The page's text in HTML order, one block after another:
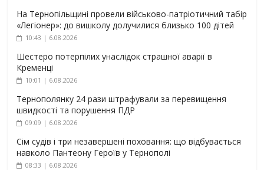
На Тернопільщині провели військово-патріотичний табір
«Легіонер»: до вишколу долучилися близько 100 дітей
10:43 | 6.08.2026
Шестеро потерпілих унаслідок страшної аварії в
Кременці
10:01 | 6.08.2026
Тернополянку 24 рази штрафували за перевищення
швидкості та порушення ПДР
09:09 | 6.08.2026
Сім судів і три незавершені поховання: що відбувається
навколо Пантеону Героїв у Тернополі
08:33 | 6.08.2026